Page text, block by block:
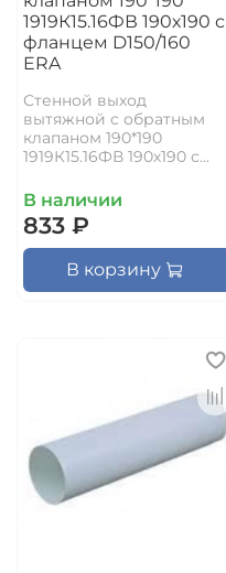
1919К15.16ФВ 190х190 с
фланцем D150/160
ERA
Стенной выход
вытяжной с обратным
клапаном 190*190
1919К15.16ФВ 190х190 с...
В наличии
833 ₽
В корзину